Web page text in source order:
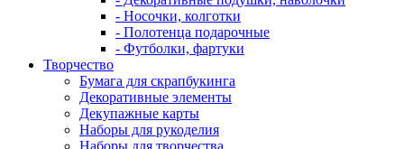
- Носочки, колготки
- Полотенца подарочные
- Футболки, фартуки
Творчество
Бумага для скрапбукинга
Декоративные элементы
Декупажные карты
Наборы для рукоделия
Наборы для творчества